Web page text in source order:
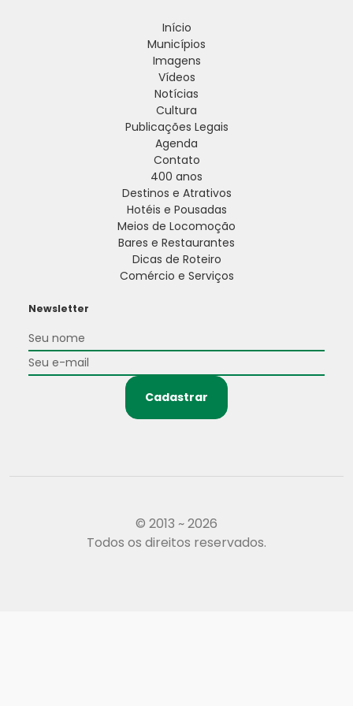
Início
Municípios
Imagens
Vídeos
Notícias
Cultura
Publicações Legais
Agenda
Contato
400 anos
Destinos e Atrativos
Hotéis e Pousadas
Meios de Locomoção
Bares e Restaurantes
Dicas de Roteiro
Comércio e Serviços
Newsletter
Cadastrar
© 2013 ~ 2026
Todos os direitos reservados.